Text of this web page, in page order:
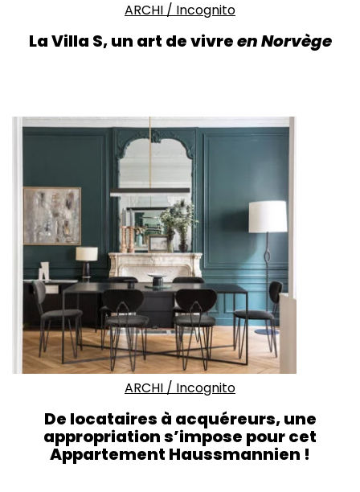
ARCHI / Incognito
La Villa S, un art de vivreen Norvège
ARCHI / Incognito
De locataires à acquéreurs, une
appropriation s’impose pour cet
Appartement Haussmannien !